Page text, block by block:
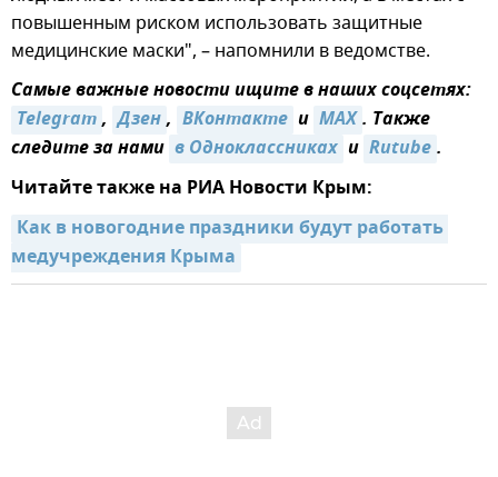
повышенным риском использовать защитные
медицинские маски", – напомнили в ведомстве.
Самые важные новости ищите в наших соцсетях:
Telegram, Дзен, ВКонтакте и MAX. Также
следите за нами в Одноклассниках и Rutube.
Читайте также на РИА Новости Крым:
Как в новогодние праздники будут работать
медучреждения Крыма